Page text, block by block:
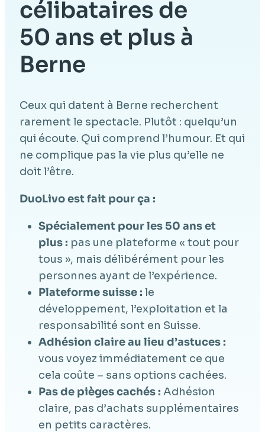
célibataires de
50 ans et plus à
Berne
Ceux qui datent à Berne recherchent
rarement le spectacle. Plutôt : quelqu’un
qui écoute. Qui comprend l’humour. Et qui
ne complique pas la vie plus qu’elle ne
doit l’être.
DuoLivo est fait pour ça :
Spécialement pour les 50 ans et
plus : pas une plateforme « tout pour
tous », mais délibérément pour les
personnes ayant de l’expérience.
Plateforme suisse : le
développement, l’exploitation et la
responsabilité sont en Suisse.
Adhésion claire au lieu d’astuces :
vous voyez immédiatement ce que
cela coûte – sans options cachées.
Pas de pièges cachés : Adhésion
claire, pas d’achats supplémentaires
en petits caractères.